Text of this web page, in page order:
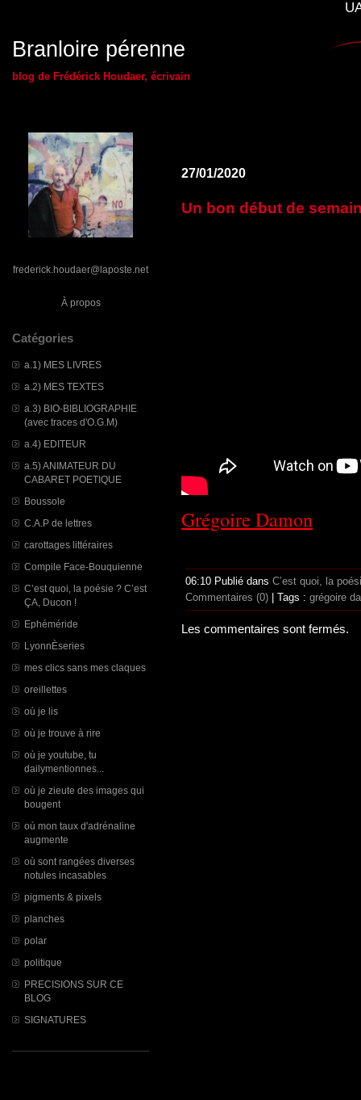
Branloire pérenne
blog de Frédérick Houdaer, écrivain
frederick.houdaer@laposte.net
À propos
Catégories
a.1) MES LIVRES
a.2) MES TEXTES
a.3) BIO-BIBLIOGRAPHIE
(avec traces d'O.G.M)
a.4) EDITEUR
a.5) ANIMATEUR DU
CABARET POETIQUE
Boussole
C.A.P de lettres
carottages littéraires
Compile Face-Bouquienne
C’est quoi, la poésie ? C’est
ÇA, Ducon !
Ephéméride
LyonnÈseries
mes clics sans mes claques
oreillettes
où je lis
où je trouve à rire
où je youtube, tu
dailymentionnes...
où je zieute des images qui
bougent
où mon taux d'adrénaline
augmente
où sont rangées diverses
notules incasables
pigments & pixels
planches
polar
politique
PRECISIONS SUR CE
BLOG
SIGNATURES
27/01/2020
Un bon début de
Grégoire Damon
06:10 Publié dans C’est quoi, la
Commentaires (0) | Tags : grégoire
Les commentaires sont fermés.